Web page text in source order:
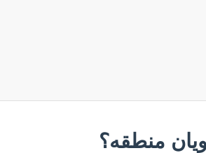
منطقه؟